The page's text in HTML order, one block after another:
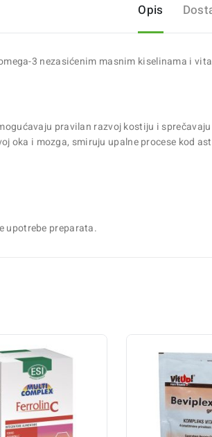
Opis
3 nezasićenim masnim kiselinama i
pravilan razvoj kostiju i
oka i mozga, smiruju upalne procese kod
upotrebe preparata.